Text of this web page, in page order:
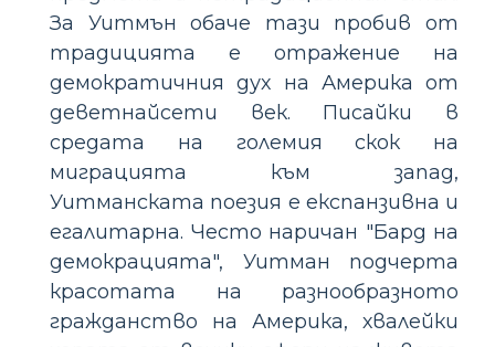
За Уитмън обаче тази пробив от
традицията е отражение на
демократичния дух на Америка от
деветнайсети век. Писайки в
средата на големия скок на
миграцията към запад,
Уитманската поезия е експанзивна и
егалитарна. Често наричан "Бард на
демокрацията", Уитман подчерта
красотата на разнообразното
гражданство на Америка, хвалейки